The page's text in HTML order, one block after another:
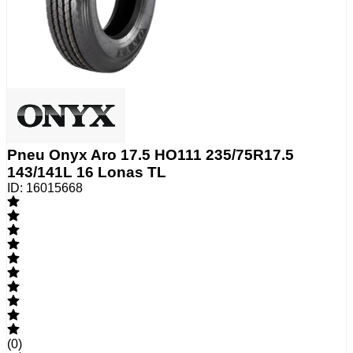
Pneu Onyx Aro 17.5 HO111 235/75R17.5
143/141L 16 Lonas TL
ID: 16015668
(0)